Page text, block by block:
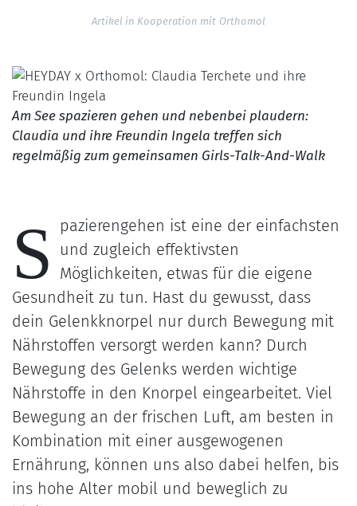
Artikel in Kooperation mit Orthomol
Am See spazieren gehen und nebenbei plaudern:
Claudia und ihre Freundin Ingela treffen sich
regelmäßig zum gemeinsamen Girls-Talk-And-Walk
S
pazierengehen ist eine der einfachsten
und zugleich effektivsten
Möglichkeiten, etwas für die eigene
Gesundheit zu tun. Hast du gewusst, dass
dein Gelenkknorpel nur durch Bewegung mit
Nährstoffen versorgt werden kann? Durch
Bewegung des Gelenks werden wichtige
Nährstoffe in den Knorpel eingearbeitet. Viel
Bewegung an der frischen Luft, am besten in
Kombination mit einer ausgewogenen
Ernährung, können uns also dabei helfen, bis
ins hohe Alter mobil und beweglich zu